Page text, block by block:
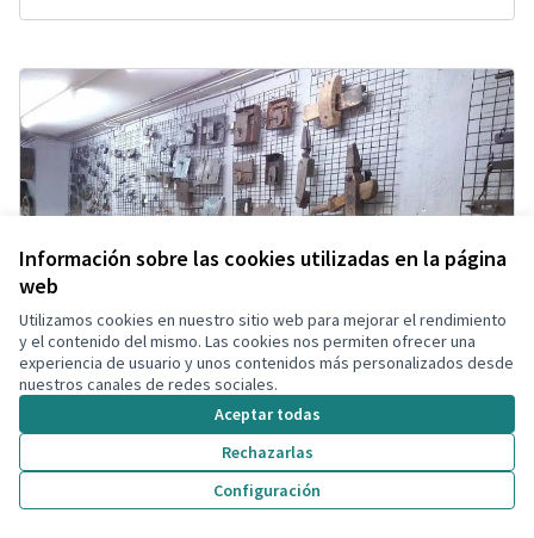
Información sobre las cookies utilizadas en la página
web
Utilizamos cookies en nuestro sitio web para mejorar el rendimiento
y el contenido del mismo. Las cookies nos permiten ofrecer una
experiencia de usuario y unos contenidos más personalizados desde
nuestros canales de redes sociales.
Aceptar todas
Rechazarlas
Configuración